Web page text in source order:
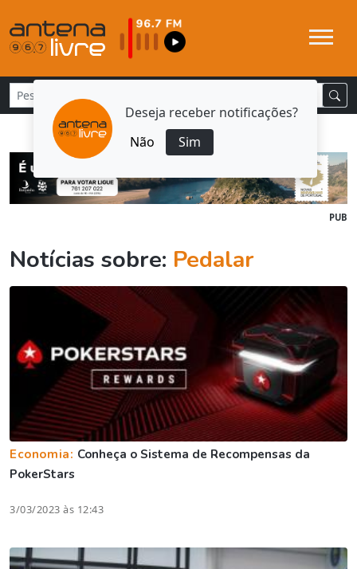
Deseja receber notificações?
Não
Sim
PUB
Notícias sobre: Pedalar
Economia: Conheça o Sistema de Recompensas da
PokerStars
3/03/2023 às 12:43